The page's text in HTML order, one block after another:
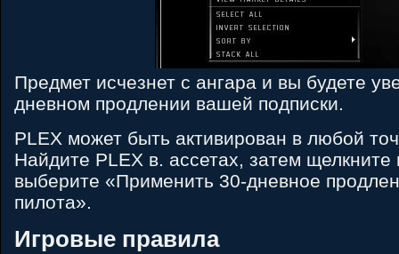
Предмет исчезнет с ангара и вы будете
дневном продлении вашей подписки.
PLEX может быть активирован в любой
Найдите PLEX в. ассетах, затем щелкните
выберите «Применить 30-дневное
пилота».
Игровые правила